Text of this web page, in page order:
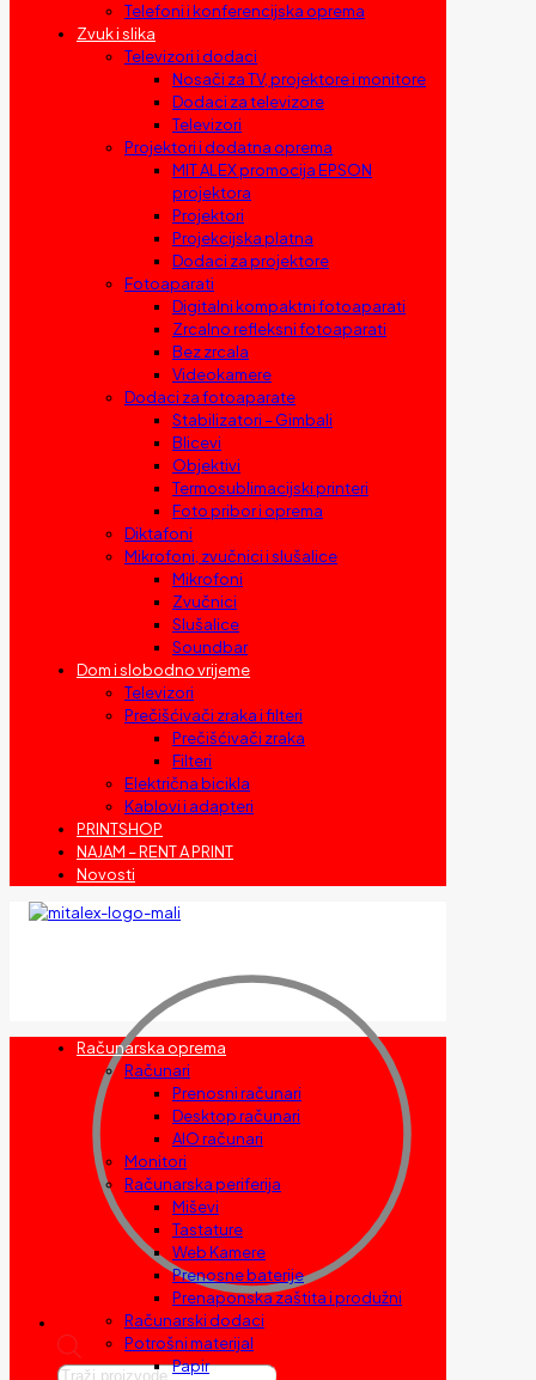
Telefoni i konferencijska oprema
Zvuk i slika
Televizori i dodaci
Nosači za TV, projektore i monitore
Dodaci za televizore
Televizori
Projektori i dodatna oprema
MIT ALEX promocija EPSON
projektora
Projektori
Projekcijska platna
Dodaci za projektore
Fotoaparati
Digitalni kompaktni fotoaparati
Zrcalno refleksni fotoaparati
Bez zrcala
Videokamere
Dodaci za fotoaparate
Stabilizatori – Gimbali
Blicevi
Objektivi
Termosublimacijski printeri
Foto pribor i oprema
Diktafoni
Mikrofoni, zvučnici i slušalice
Mikrofoni
Zvučnici
Slušalice
Soundbar
Dom i slobodno vrijeme
Televizori
Prečišćivači zraka i filteri
Prečišćivači zraka
Filteri
Električna bicikla
Kablovi i adapteri
PRINTSHOP
NAJAM – RENT A PRINT
Novosti
Products
Računarska oprema
Računari
Prenosni računari
Desktop računari
AIO računari
Monitori
Računarska periferija
Miševi
Tastature
Web Kamere
Prenosne baterije
Prenaponska zaštita i produžni
Računarski dodaci
Potrošni materijal
Papir